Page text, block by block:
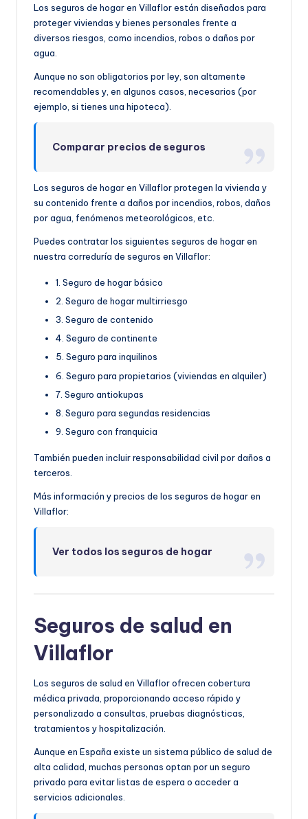
Los seguros de hogar en Villaflor están diseñados para
proteger viviendas y bienes personales frente a
diversos riesgos, como incendios, robos o daños por
agua.
Aunque no son obligatorios por ley, son altamente
recomendables y, en algunos casos, necesarios (por
ejemplo, si tienes una hipoteca).
Comparar precios de seguros
Los seguros de hogar en Villaflor protegen la vivienda y
su contenido frente a daños por incendios, robos, daños
por agua, fenómenos meteorológicos, etc.
Puedes contratar los siguientes seguros de hogar en
nuestra correduría de seguros en Villaflor:
1. Seguro de hogar básico
2. Seguro de hogar multirriesgo
3. Seguro de contenido
4. Seguro de continente
5. Seguro para inquilinos
6. Seguro para propietarios (viviendas en alquiler)
7. Seguro antiokupas
8. Seguro para segundas residencias
9. Seguro con franquicia
También pueden incluir responsabilidad civil por daños a
terceros.
Más información y precios de los seguros de hogar en
Villaflor:
Ver todos los seguros de hogar
Seguros de salud en
Villaflor
Los seguros de salud en Villaflor ofrecen cobertura
médica privada, proporcionando acceso rápido y
personalizado a consultas, pruebas diagnósticas,
tratamientos y hospitalización.
Aunque en España existe un sistema público de salud de
alta calidad, muchas personas optan por un seguro
privado para evitar listas de espera o acceder a
servicios adicionales.